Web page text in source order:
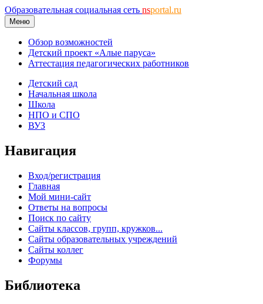
Образовательная социальная сеть nsportal.ru
Меню
Обзор возможностей
Детский проект «Алые паруса»
Аттестация педагогических работников
Детский сад
Начальная школа
Школа
НПО и СПО
ВУЗ
Навигация
Вход/регистрация
Главная
Мой мини-сайт
Ответы на вопросы
Поиск по сайту
Сайты классов, групп, кружков...
Сайты образовательных учреждений
Сайты коллег
Форумы
Библиотека